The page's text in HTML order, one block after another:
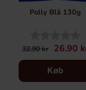
Polly Blå 130g
32.90 kr 26.90
Køb